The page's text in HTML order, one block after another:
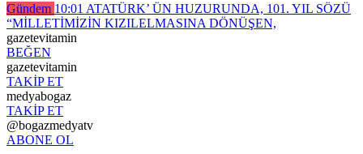
Gündem 10:01 ATATÜRK’ ÜN HUZURUNDA, 101. YIL SÖZÜ
“MİLLETİMİZİN KIZILELMASINA DÖNÜŞEN,
gazetevitamin
BEĞEN
gazetevitamin
TAKİP ET
medyabogaz
TAKİP ET
@bogazmedyatv
ABONE OL